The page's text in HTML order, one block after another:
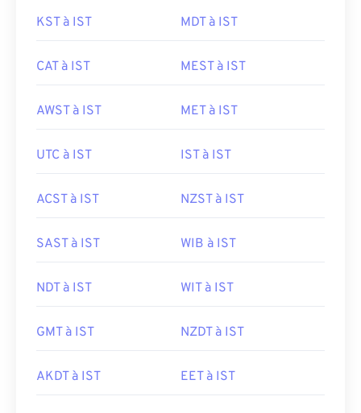
KST à IST MDT à IST
CAT à IST MEST à IST
AWST à IST MET à IST
UTC à IST IST à IST
ACST à IST NZST à IST
SAST à IST WIB à IST
NDT à IST WIT à IST
GMT à IST NZDT à IST
AKDT à IST EET à IST